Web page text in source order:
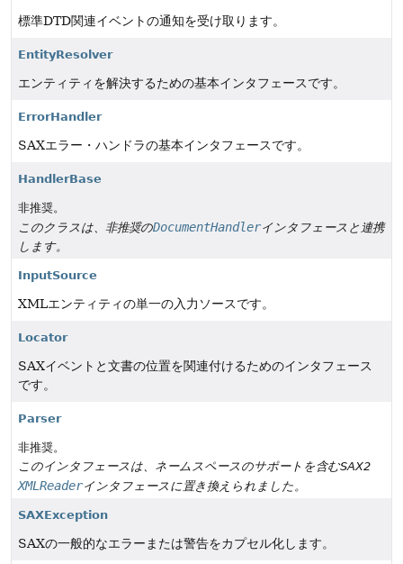
標準DTD関連イベントの通知を受け取ります。
EntityResolver
エンティティを解決するための基本インタフェースです。
ErrorHandler
SAXエラー・ハンドラの基本インタフェースです。
HandlerBase
非推奨。
このクラスは、非推奨のDocumentHandlerインタフェースと連携
します。
InputSource
XMLエンティティの単一の入力ソースです。
Locator
SAXイベントと文書の位置を関連付けるためのインタフェース
です。
Parser
非推奨。
このインタフェースは、ネームスペースのサポートを含むSAX2
XMLReaderインタフェースに置き換えられました。
SAXException
SAXの一般的なエラーまたは警告をカプセル化します。